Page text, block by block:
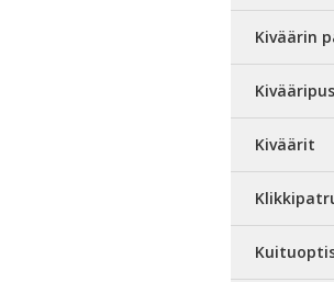
Kiväärin
Kiväärit